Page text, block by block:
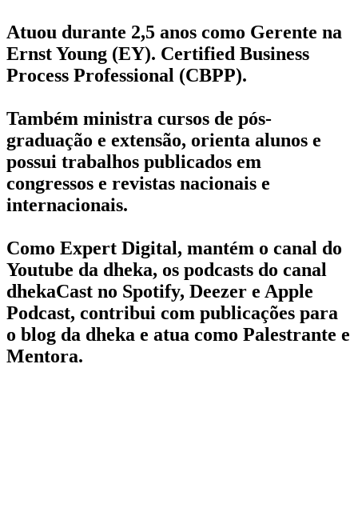
Atuou durante 2,5 anos como Gerente na
Ernst Young (EY). Certified Business
Process Professional (CBPP).
Também ministra cursos de pós-
graduação e extensão, orienta alunos e
possui trabalhos publicados em
congressos e revistas nacionais e
internacionais.
Como Expert Digital, mantém o canal do
Youtube da dheka, os podcasts do canal
dhekaCast no Spotify, Deezer e Apple
Podcast, contribui com publicações para
o blog da dheka e atua como Palestrante e
Mentora.